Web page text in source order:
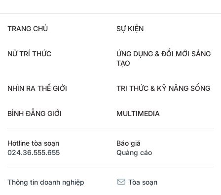
TRANG CHỦ SỰ KIỆN
NỮ TRÍ THỨC
ỨNG DỤNG & ĐỔI MỚI SÁNG
TẠO
NHÌN RA THẾ GIỚI TRI THỨC & KỸ NĂNG SỐNG
BÌNH ĐẲNG GIỚI MULTIMEDIA
Hotline tòa soạn
024.36.555.655
Báo giá
Quảng cáo
Thông tin doanh nghiệp Tòa soạn